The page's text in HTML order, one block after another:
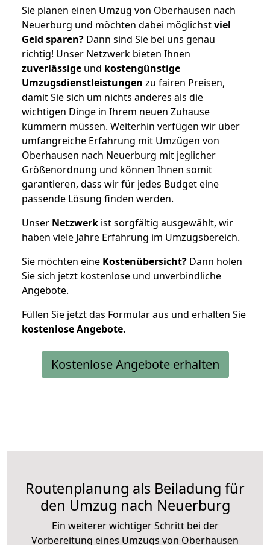
Sie planen einen Umzug von Oberhausen nach
Neuerburg und möchten dabei möglichstviel
Geld sparen? Dann sind Sie bei uns genau
richtig! Unser Netzwerk bieten Ihnen
zuverlässige und kostengünstige
Umzugsdienstleistungen zu fairen Preisen,
damit Sie sich um nichts anderes als die
wichtigen Dinge in Ihrem neuen Zuhause
kümmern müssen. Weiterhin verfügen wir über
umfangreiche Erfahrung mit Umzügen von
Oberhausen nach Neuerburg mit jeglicher
Größenordnung und können Ihnen somit
garantieren, dass wir für jedes Budget eine
passende Lösung finden werden.
Unser Netzwerk ist sorgfältig ausgewählt, wir
haben viele Jahre Erfahrung im Umzugsbereich.
Sie möchten eine Kostenübersicht? Dann holen
Sie sich jetzt kostenlose und unverbindliche
Angebote.
Füllen Sie jetzt das Formular aus und erhalten Sie
kostenloseAngebote.
Kostenlose Angebote erhalten
Routenplanung als Beiladung für
den Umzug nach Neuerburg
Ein weiterer wichtiger Schritt bei der
Vorbereitung eines Umzugs von Oberhausen